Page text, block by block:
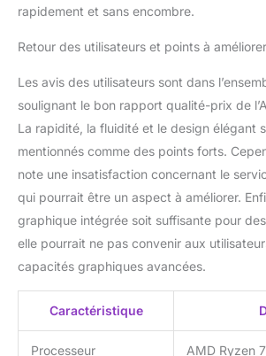
DMIC*2 et de ports Type-C
transmission de données et la
garantissent une connectivité
n'importe quel environnement.
【Période de garantie:2 ans】
confiants dans la qualité de nos
C'est pourquoi nous vous
garantie de réparation et de
de deux ans ! Quel que soit le
nous ferons de notre mieux pour
que votre expérience de jeu reste
N'hésitez pas à nous contacter
en toute confiance. ACEMAGIC!
rapidement et sans encombre.
Retour des utilisateurs et points à améliorer
Les avis des utilisateurs sont dans
soulignant le bon rapport qualité-prix de
La rapidité, la fluidité et le design élégant
mentionnés comme des points forts.
note une insatisfaction concernant le
qui pourrait être un aspect à améliorer.
graphique intégrée soit suffisante pour
elle pourrait ne pas convenir aux
capacités graphiques avancées.
Caractéristique
Processeur AMD Ryzen